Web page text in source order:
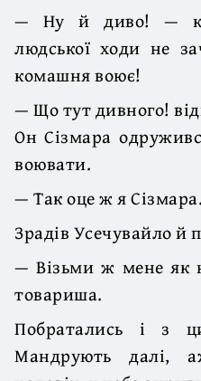
— Ну й диво! —
людської ходи не
комашня воює!
— Що тут дивного!
Он Сізмара
воювати.
— Так оце ж я Сізмара.
Зрадів Усечувайло й
— Візьми ж мене як
товариша.
Побратались і з
Мандрують далі,